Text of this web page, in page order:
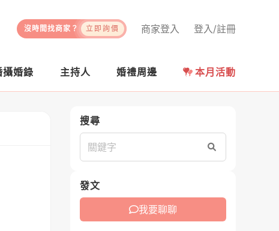
登入/註冊
商家登入
沒時間找商家？ 立即詢價
攝婚錄 主持人 婚禮周邊 本月活動
搜尋
搜尋
發文
我要聊聊